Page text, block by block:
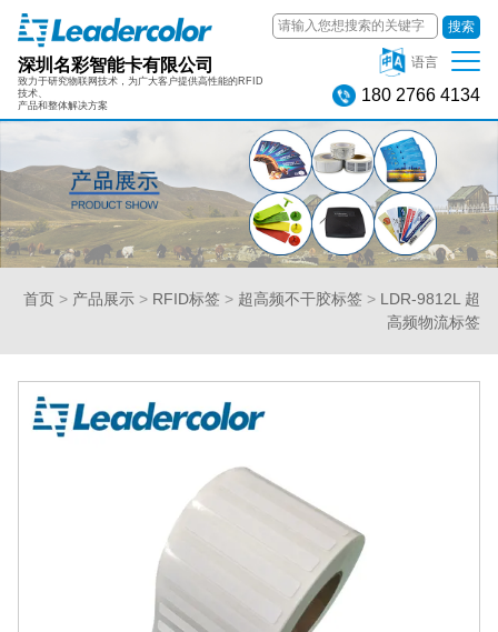
深圳名彩智能卡有限公司
致力于研究物联网技术，为广大客户提供高性能的RFID
技术、
产品和整体解决方案
搜索
语言
180 2766 4134
首页 > 产品展示 > RFID标签 > 超高频不干胶标签 > LDR-9812L 超
高频物流标签